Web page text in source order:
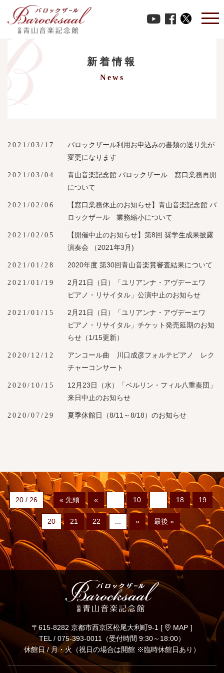
HOME - barocksaal_user
新着情報
News
2021/03/17
バロックザール利用お申込みの書類の送り先が
変更になります
2021/03/04
青山音楽記念館 バロックザール 窓口業務再開
について
2021/02/06
【窓口業務休止のお知らせ】青山音楽記念館 バ
ロックザール 業務縮小について
2021/02/05
【開催中止のお知らせ】第8回 奨学生成果披露
演奏会 （2021年3月)
2021/01/28 2020年度 第30回青山音楽賞審査結果について
2021/01/19
2月21日（日）「ユリアンナ・アヴデーエワ
ピアノ・リサイタル」公演中止のお知らせ
2021/01/15
2月21日（日）「ユリアンナ・アヴデーエワ
ピアノ・リサイタル」チケット発売延期のお知
らせ（1/15更新）
2020/12/12
アンコール曲 川口成彦フォルテピアノ レク
チャーコンサート
2020/10/15
12月23日（水）「ベルリン・フィル八重奏団」
来日中止のお知らせ
2020/07/29 夏季休館日（8/11～8/18）のお知らせ
20 / 26 « 先頭 « 10 18 19
20 21 22 » 最後 »
〒615-8282 京都市西京区松尾大利町9-1 [ MAP ]
TEL / 075-393-0011
（受付時間 9:30～18:00）
休館日 / 月・火（祝日の場合は開館 ※臨時休館日あり）